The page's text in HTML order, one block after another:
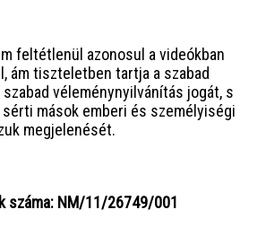
feltétlenül azonosul a videókban
ám tiszteletben tartja a szabad
véleménynyilvánítás jogát, s
sérti mások emberi és személyiségi
megjelenését.
száma: NM/11/26749/001